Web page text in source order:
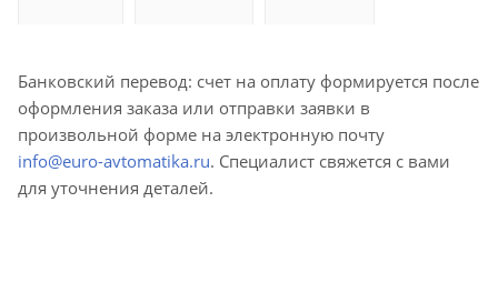
Банковский перевод: счет на оплату формируется после
оформления заказа или отправки заявки в
произвольной форме на электронную почту
info@euro-avtomatika.ru. Специалист свяжется с вами
для уточнения деталей.